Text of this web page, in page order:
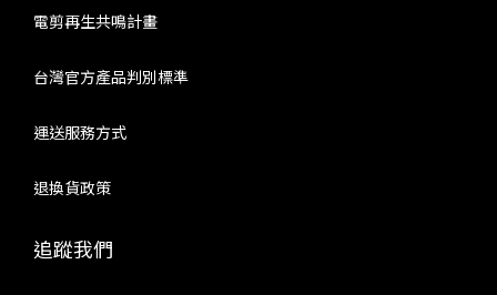
電剪再生共鳴計畫
台灣官方產品判別標準
運送服務方式
退換貨政策
追蹤我們